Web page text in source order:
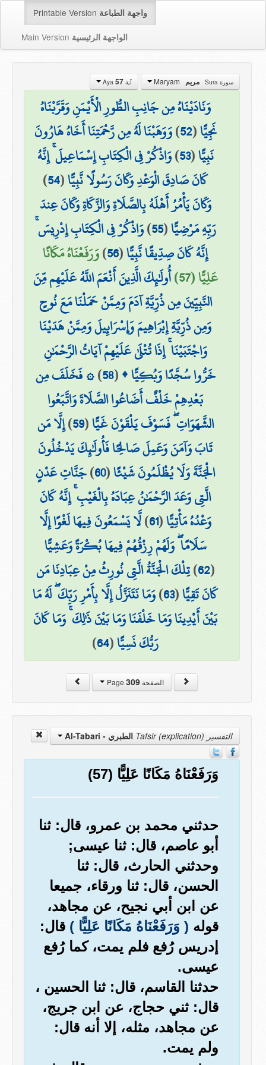
Printable Version واجهة الطباعة
Main Version الواجهة الرئيسية
سورة Sura مريم آية Aya57
وَنَادَيْنَاهُ مِن جَانِبِ الطُّورِ الْأَيْمَنِ وَقَرَّبْنَاهُ
نَجِيًّا(
52
)وَوَهَبْنَا لَهُ مِن رَّحْمَتِنَا أَخَاهُ هَارُونَ
نَبِيًّا(
53
)وَاذْكُرْ فِي الْكِتَابِ إِسْمَاعِيلَ ۚ إِنَّهُ
كَانَ صَادِقَ الْوَعْدِ وَكَانَ رَسُولًا نَّبِيًّا(
54
)
وَكَانَ يَأْمُرُ أَهْلَهُ بِالصَّلَاةِ وَالزَّكَاةِ وَكَانَ عِندَ
رَبِّهِ مَرْضِيًّا(
55
)وَاذْكُرْ فِي الْكِتَابِ إِدْرِيسَ ۚ
إِنَّهُ كَانَ صِدِّيقًا نَّبِيًّا(
56
)وَرَفَعْنَاهُ مَكَانًا
عَلِيًّا (57)
أُولَٰئِكَ الَّذِينَ أَنْعَمَ اللَّهُ عَلَيْهِم مِّنَ
النَّبِيِّينَ مِن ذُرِّيَّةِ آدَمَ وَمِمَّنْ حَمَلْنَا مَعَ نُوحٍ
وَمِن ذُرِّيَّةِ إِبْرَاهِيمَ وَإِسْرَائِيلَ وَمِمَّنْ هَدَيْنَا
وَاجْتَبَيْنَا ۚ إِذَا تُتْلَىٰ عَلَيْهِمْ آيَاتُ الرَّحْمَٰنِ
خَرُّوا سُجَّدًا وَبُكِيًّا ۩(
58
)۞ فَخَلَفَ مِن
بَعْدِهِمْ خَلْفٌ أَضَاعُوا الصَّلَاةَ وَاتَّبَعُوا
الشَّهَوَاتِ ۖ فَسَوْفَ يَلْقَوْنَ غَيًّا(
59
)إِلَّا مَن
تَابَ وَآمَنَ وَعَمِلَ صَالِحًا فَأُولَٰئِكَ يَدْخُلُونَ
الْجَنَّةَ وَلَا يُظْلَمُونَ شَيْئًا(
60
)جَنَّاتِ عَدْنٍ
الَّتِي وَعَدَ الرَّحْمَٰنُ عِبَادَهُ بِالْغَيْبِ ۚ إِنَّهُ كَانَ
وَعْدُهُ مَأْتِيًّا(
61
)لَّا يَسْمَعُونَ فِيهَا لَغْوًا إِلَّا
سَلَامًا ۖ وَلَهُمْ رِزْقُهُمْ فِيهَا بُكْرَةً وَعَشِيًّا
(
62
)تِلْكَ الْجَنَّةُ الَّتِي نُورِثُ مِنْ عِبَادِنَا مَن
كَانَ تَقِيًّا(
63
)وَمَا نَتَنَزَّلُ إِلَّا بِأَمْرِ رَبِّكَ ۖ لَهُ مَا
بَيْنَ أَيْدِينَا وَمَا خَلْفَنَا وَمَا بَيْنَ ذَٰلِكَ ۚ وَمَا كَانَ
رَبُّكَ نَسِيًّا(
64
)
الصفحة Page309
التفسير Tafsir (explication) الطبري - Al-Tabari
وَرَفَعْنَاهُ مَكَانًا عَلِيًّا (57)
حدثني محمد بن عمرو، قال: ثنا
أبو عاصم، قال: ثنا عيسى;
وحدثني الحارث، قال: ثنا
الحسن، قال: ثنا ورقاء، جميعا
عن ابن أبي نجيح، عن مجاهد،
قوله ( وَرَفَعْنَاهُ مَكَانًا عَلِيًّا ) قال:
إدريس رُفع فلم يمت، كما رُفع
عيسى.
حدثنا القاسم، قال: ثنا الحسين ،
قال: ثني حجاج، عن ابن جريج،
عن مجاهد، مثله، إلا أنه قال:
ولم يمت.